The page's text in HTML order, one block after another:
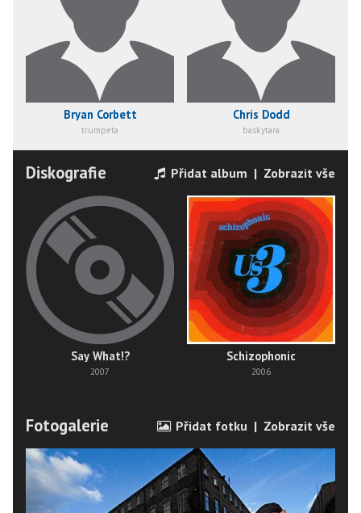
Bryan Corbett
trumpeta
Chris Dodd
baskytara
Diskografie Přidat album | Zobrazit vše
Say What!?
2007
Schizophonic
2006
Fotogalerie Přidat fotku | Zobrazit vše